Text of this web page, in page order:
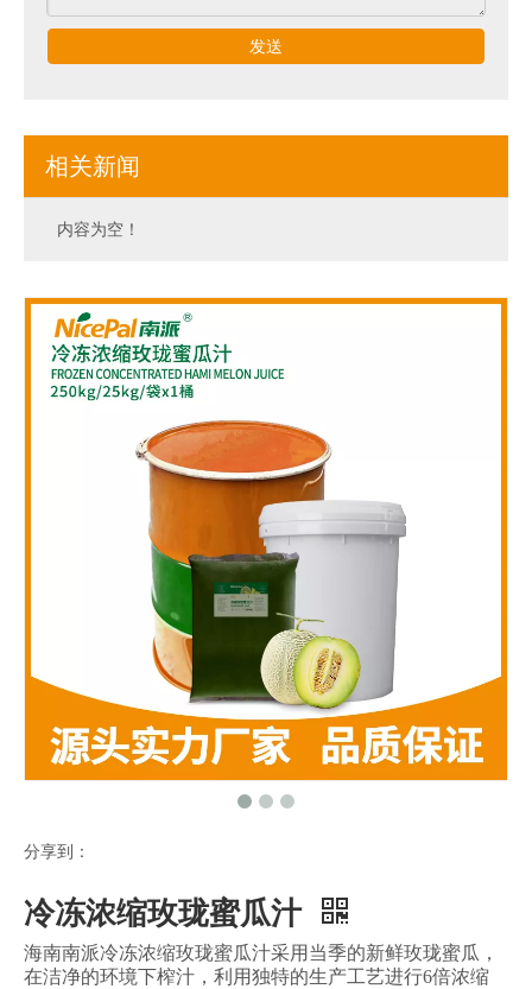
发送
相关新闻
内容为空！
分享到：
冷冻浓缩玫珑蜜瓜汁
海南南派冷冻浓缩玫珑蜜瓜汁采用当季的新鲜玫珑蜜瓜，
在洁净的环境下榨汁，利用独特的生产工艺进行6倍浓缩